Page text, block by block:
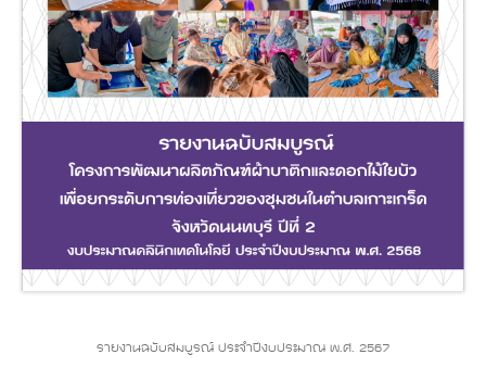
รายงานฉบับสมบูรณ์ ประจำปีงบประมาณ พ.ศ. 2567